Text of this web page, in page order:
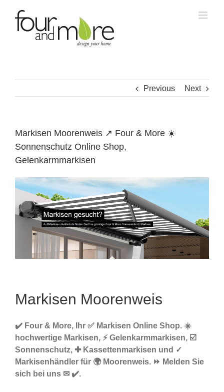
content
Previous Next
Markisen Moorenweis ↗️ Four & More ☀️
Sonnenschutz Online Shop,
Gelenkarmmarkisen
Markisen Moorenweis
✔️ Four & More, Ihr ✅ Markisen Online Shop. ☀️
hochwertige Markisen, ⚡ Gelenkarmmarkisen, ☑️
Sonnenschutz, ✚ Kassettenmarkisen und ✓
Markisenhändler für 🌍 Moorenweis. ⏩ Melden Sie
sich bei uns ✉ ✔️.